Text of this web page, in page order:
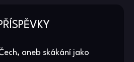
aneb skákání jako